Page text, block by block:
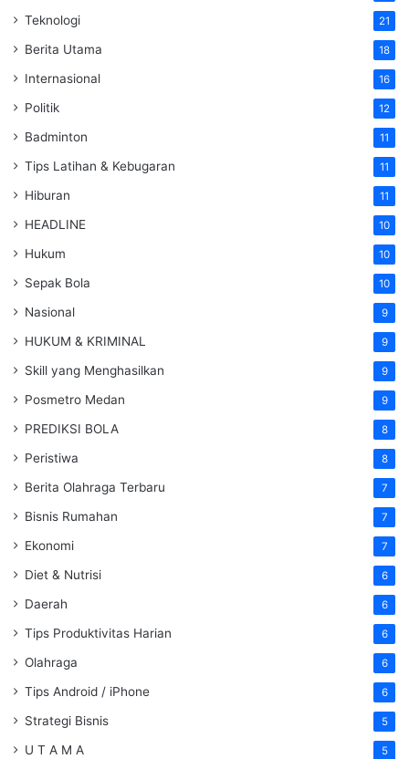
Teknologi 21
Berita Utama 18
Internasional 16
Politik 12
Badminton 11
Tips Latihan & Kebugaran 11
Hiburan 11
HEADLINE 10
Hukum 10
Sepak Bola 10
Nasional 9
HUKUM & KRIMINAL 9
Skill yang Menghasilkan 9
Posmetro Medan 9
PREDIKSI BOLA 8
Peristiwa 8
Berita Olahraga Terbaru 7
Bisnis Rumahan 7
Ekonomi 7
Diet & Nutrisi 6
Daerah 6
Tips Produktivitas Harian 6
Olahraga 6
Tips Android / iPhone 6
Strategi Bisnis 5
U T A M A 5